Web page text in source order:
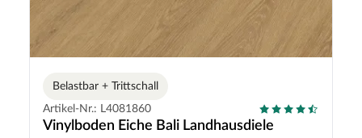
Belastbar + Trittschall
Artikel-Nr.: L4081860
Vinylboden Eiche Bali Landhausdiele